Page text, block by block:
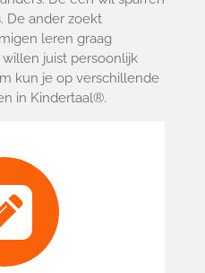
De ander zoekt
leren graag
juist persoonlijk
kun je op verschillende
in Kindertaal®.